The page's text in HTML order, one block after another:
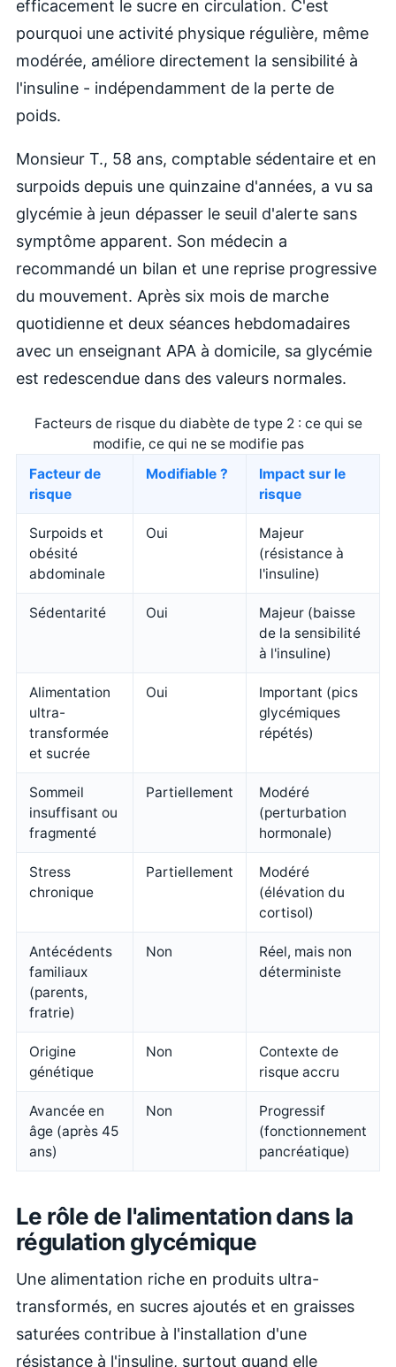
efficacement le sucre en circulation. C'est
pourquoi une activité physique régulière, même
modérée, améliore directement la sensibilité à
l'insuline - indépendamment de la perte de
poids.
Monsieur T., 58 ans, comptable sédentaire et en
surpoids depuis une quinzaine d'années, a vu sa
glycémie à jeun dépasser le seuil d'alerte sans
symptôme apparent. Son médecin a
recommandé un bilan et une reprise progressive
du mouvement. Après six mois de marche
quotidienne et deux séances hebdomadaires
avec un enseignant APA à domicile, sa glycémie
est redescendue dans des valeurs normales.
Facteurs de risque du diabète de type 2 : ce qui se
modifie, ce qui ne se modifie pas
Facteur de
risque
Modifiable ?
Impact sur le
risque
Surpoids et
obésité
abdominale
Oui
Majeur
(résistance à
l'insuline)
Sédentarité Oui
Majeur (baisse
de la sensibilité
à l'insuline)
Alimentation
ultra-
transformée
et sucrée
Oui
Important (pics
glycémiques
répétés)
Sommeil
insuffisant ou
fragmenté
Partiellement
Modéré
(perturbation
hormonale)
Stress
chronique
Partiellement
Modéré
(élévation du
cortisol)
Antécédents
familiaux
(parents,
fratrie)
Non
Réel, mais non
déterministe
Origine
génétique
Non
Contexte de
risque accru
Avancée en
âge (après 45
ans)
Non
Progressif
(fonctionnement
pancréatique)
Le rôle de l'alimentation dans la
régulation glycémique
Une alimentation riche en produits ultra-
transformés, en sucres ajoutés et en graisses
saturées contribue à l'installation d'une
résistance à l'insuline, surtout quand elle